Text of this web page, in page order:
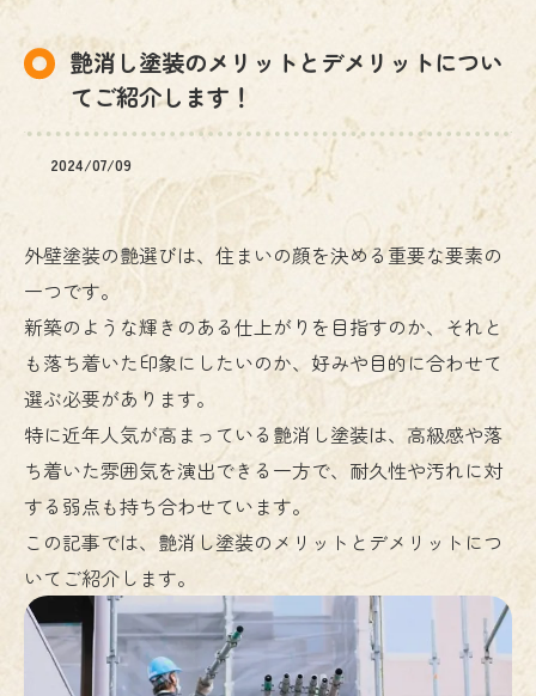
艶消し塗装のメリットとデメリットについ
てご紹介します！
2024/07/09
外壁塗装の艶選びは、住まいの顔を決める重要な要素の
一つです。
新築のような輝きのある仕上がりを目指すのか、それと
も落ち着いた印象にしたいのか、好みや目的に合わせて
選ぶ必要があります。
特に近年人気が高まっている艶消し塗装は、高級感や落
ち着いた雰囲気を演出できる一方で、耐久性や汚れに対
する弱点も持ち合わせています。
この記事では、艶消し塗装のメリットとデメリットにつ
いてご紹介します。